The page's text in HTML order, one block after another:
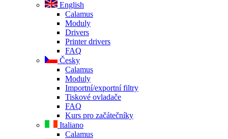
English
Calamus
Moduly
Drivers
Printer drivers
FAQ
Česky
Calamus
Moduly
Importní/exportní filtry
Tiskové ovladače
FAQ
Kurs pro začátečníky
Italiano
Calamus